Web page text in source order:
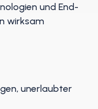
und End-
wirksam
unerlaubter